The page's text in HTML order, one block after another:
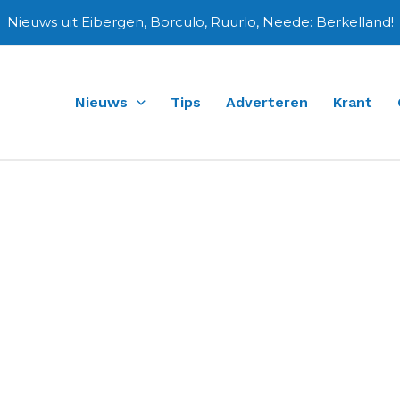
Nieuws uit Eibergen, Borculo, Ruurlo, Neede: Berkelland!
Nieuws Tips Adverteren Krant